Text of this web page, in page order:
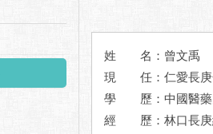
姓 名：曾文禹
現 任： 仁愛長
學 歷： 中國醫
經 歷： 林口長